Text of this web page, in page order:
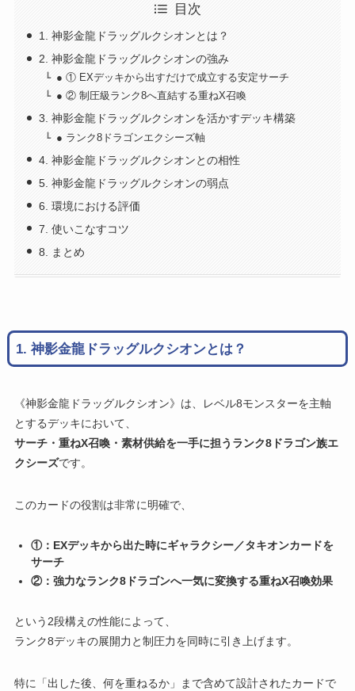
目次
1. 神影金龍ドラッグルクシオンとは？
2. 神影金龍ドラッグルクシオンの強み
● ① EXデッキから出すだけで成立する安定サーチ
● ② 制圧級ランク8へ直結する重ねX召喚
3. 神影金龍ドラッグルクシオンを活かすデッキ構築
● ランク8ドラゴンエクシーズ軸
4. 神影金龍ドラッグルクシオンとの相性
5. 神影金龍ドラッグルクシオンの弱点
6. 環境における評価
7. 使いこなすコツ
8. まとめ
1. 神影金龍ドラッグルクシオンとは？
《神影金龍ドラッグルクシオン》は、レベル8モンスターを主軸
とするデッキにおいて、
サーチ・重ねX召喚・素材供給を一手に担うランク8ドラゴン族エ
クシーズです。
このカードの役割は非常に明確で、
①：EXデッキから出た時にギャラクシー／タキオンカードを
サーチ
②：強力なランク8ドラゴンへ一気に変換する重ねX召喚効果
という2段構えの性能によって、
ランク8デッキの展開力と制圧力を同時に引き上げます。
特に「出した後、何を重ねるか」まで含めて設計されたカードで